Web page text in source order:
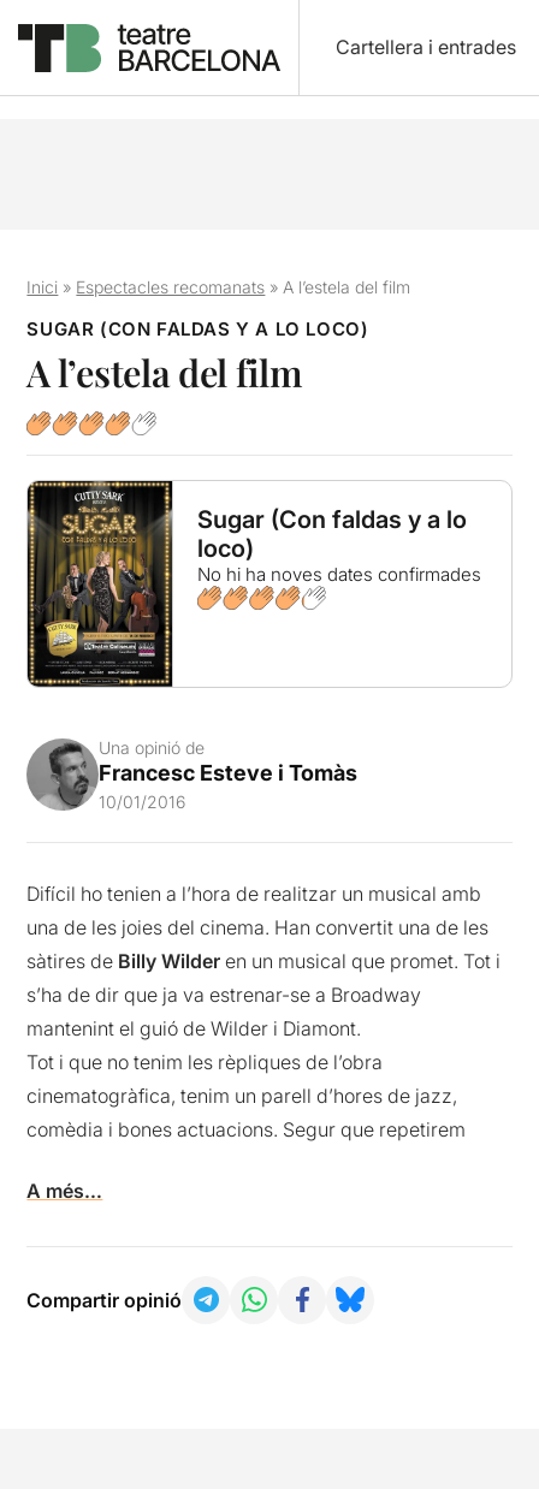
Cartellera i entrades
Inici » Espectacles recomanats » A l’estela del film
SUGAR (CON FALDAS Y A LO LOCO)
A l’estela del film
Sugar (Con faldas y a lo
loco)
No hi ha noves dates confirmades
Una opinió de
Francesc Esteve i Tomàs
10/01/2016
Difícil ho tenien a l’hora de realitzar un musical amb
una de les joies del cinema. Han convertit una de les
sàtires de Billy Wilder en un musical que promet. Tot i
s’ha de dir que ja va estrenar-se a Broadway
mantenint el guió de Wilder i Diamont.
Tot i que no tenim les rèpliques de l’obra
cinematogràfica, tenim un parell d’hores de jazz,
comèdia i bones actuacions. Segur que repetirem
A més…
Compartir opinió